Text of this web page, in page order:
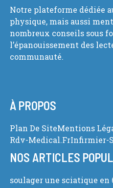
Notre plateforme dédiée
physique, mais aussi
nombreux conseils sous
l’épanouissement des
communauté.
À PROPOS
Plan De SiteMentions
Rdv-Medical.frInfirmier-
NOS ARTICLES
soulager une sciatique en